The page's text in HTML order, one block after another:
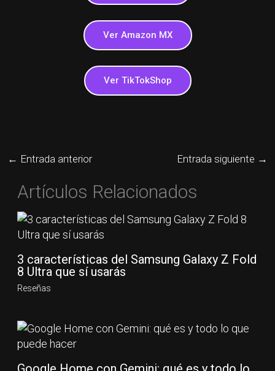
Ver Amazon MX
Ver TikTokShop
← Entrada anterior Entrada siguiente →
Artículos Relacionados
3 características del Samsung Galaxy Z Fold
8 Ultra que sí usarás
Reseñas